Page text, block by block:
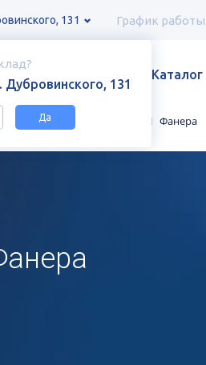
Дубровинского, 131
Да
131 График работы
Каталог
плитные материалы Фанера